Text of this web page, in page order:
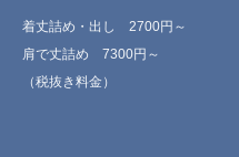
着丈詰め・出し 2700円～
肩で丈詰め 7300円～
（税抜き料金）